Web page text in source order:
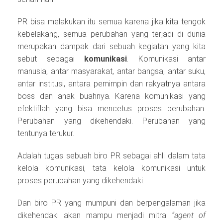
PR bisa melakukan itu semua karena jika kita tengok
kebelakang, semua perubahan yang terjadi di dunia
merupakan dampak dari sebuah kegiatan yang kita
sebut sebagai
komunikasi. Komunikasi antar
manusia, antar masyarakat, antar bangsa, antar suku,
antar institusi, antara pemimpin dan rakyatnya antara
boss dan anak buahnya. Karena komunikasi yang
efektiflah yang bisa mencetus proses perubahan.
Perubahan yang dikehendaki. Perubahan yang
tentunya terukur.
Adalah tugas sebuah biro PR sebagai ahli dalam tata
kelola komunikasi, tata kelola komunikasi untuk
proses perubahan yang dikehendaki.
Dan biro PR yang mumpuni dan berpengalaman jika
dikehendaki akan mampu menjadi mitra “agent of